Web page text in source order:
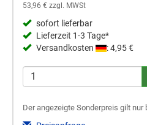
53,96 € zzgl. MWSt
sofort lieferbar
Lieferzeit 1-3 Tage*
Versandkosten
: 4,95 €
Der angezeigte Sonderpreis gilt